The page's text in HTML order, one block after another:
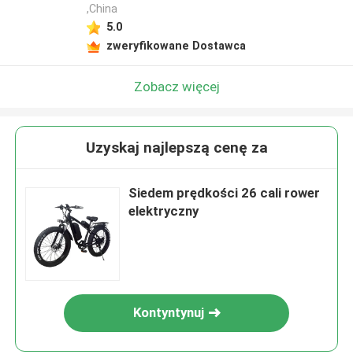
,China
5.0
zweryfikowane Dostawca
Zobacz więcej
Uzyskaj najlepszą cenę za
Siedem prędkości 26 cali rower
elektryczny
Kontyntynuj